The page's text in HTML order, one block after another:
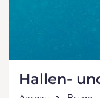
Hallen-